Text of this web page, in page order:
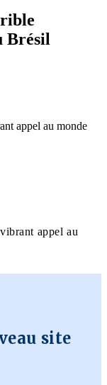
Brésil
appel au monde
appel au
site